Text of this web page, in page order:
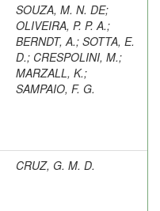
SOUZA, M. N. DE;
OLIVEIRA, P. P. A.;
BERNDT, A.; SOTTA, E.
D.; CRESPOLINI, M.;
MARZALL, K.;
SAMPAIO, F. G.
CRUZ, G. M. D.